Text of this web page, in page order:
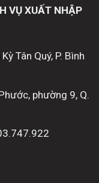
VỤ XUẤT NHẬP
Tân Quý, P. Bình
phường 9, Q.